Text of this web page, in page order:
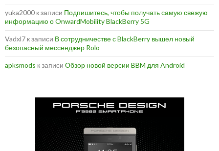
yuka2000 к записи Подпишитесь, чтобы получать самую свежую
информацию о OnwardMobility BlackBerry 5G
Vadxl7 к записи В сотрудничестве с BlackBerry вышел новый
безопасный мессенджер Rolo
apksmods к записи Обзор новой версии BBM для Android